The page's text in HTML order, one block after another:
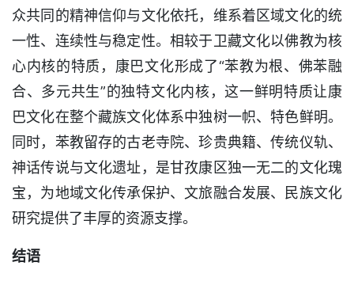
众共同的精神信仰与文化依托，维系着区域文化的统
一性、连续性与稳定性。相较于卫藏文化以佛教为核
心内核的特质，康巴文化形成了“苯教为根、佛苯融
合、多元共生”的独特文化内核，这一鲜明特质让康
巴文化在整个藏族文化体系中独树一帜、特色鲜明。
同时，苯教留存的古老寺院、珍贵典籍、传统仪轨、
神话传说与文化遗址，是甘孜康区独一无二的文化瑰
宝，为地域文化传承保护、文旅融合发展、民族文化
研究提供了丰厚的资源支撑。
结语